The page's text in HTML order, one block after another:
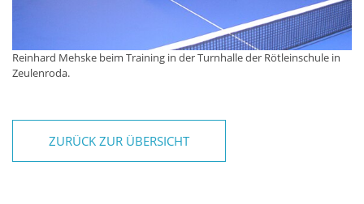
Reinhard Mehske beim Training in der Turnhalle der Rötleinschule in
Zeulenroda.
ZURÜCK ZUR ÜBERSICHT